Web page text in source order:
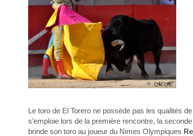
Le toro de El Torero ne possède pas les qualités
s’emploie lors de la première rencontre, la
brinde son toro au joueur du Nimes Olympiques